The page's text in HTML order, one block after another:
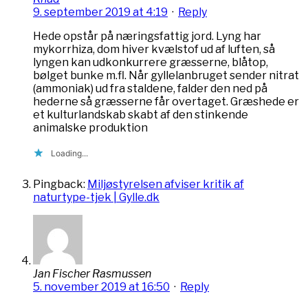
9. september 2019 at 4:19 · Reply
Hede opstår på næringsfattig jord. Lyng har
mykorrhiza, dom hiver kvælstof ud af luften, så
lyngen kan udkonkurrere græsserne, blåtop,
bølget bunke m.fl. Når gyllelanbruget sender nitrat
(ammoniak) ud fra staldene, falder den ned på
hederne så græsserne får overtaget. Græshede er
et kulturlandskab skabt af den stinkende
animalske produktion
Loading...
Pingback: Miljøstyrelsen afviser kritik af
naturtype-tjek | Gylle.dk
Jan Fischer Rasmussen
5. november 2019 at 16:50 · Reply